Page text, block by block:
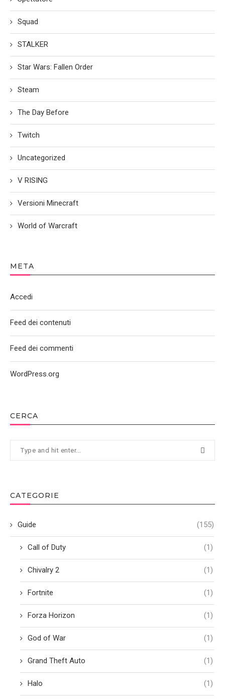
CERCA
CATEGORIE
Guide (155)
Call of Duty (1)
Chivalry 2 (1)
Fortnite (1)
Forza Horizon (1)
God of War (1)
Grand Theft Auto (1)
Halo (1)
Squad
STALKER
Star Wars: Fallen Order
Steam
The Day Before
Twitch
Uncategorized
V RISING
Versioni Minecraft
World of Warcraft
META
Accedi
Feed dei contenuti
Feed dei commenti
WordPress.org